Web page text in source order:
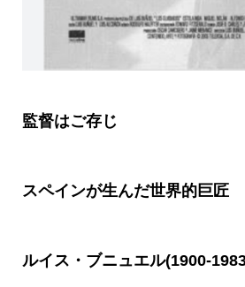
監督はご存じ
スペインが生んだ世界的巨匠
ルイス・ブニュエル(1900-